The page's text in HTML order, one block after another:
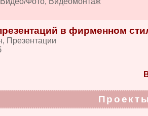
в фирменном
Презентации